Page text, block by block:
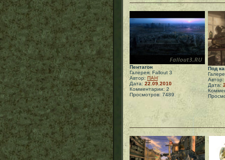
Пентагон
Галерея: Fallout 3
Автор: ПАН
Дата: 22.09.2010
Комментарии: 2
Просмотров: 7489
Под
Автор:
Дата: